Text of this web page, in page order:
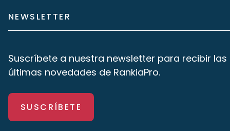
NEWSLETTER
Suscríbete a nuestra newsletter para recibir las
últimas novedades de RankiaPro.
SUSCRÍBETE